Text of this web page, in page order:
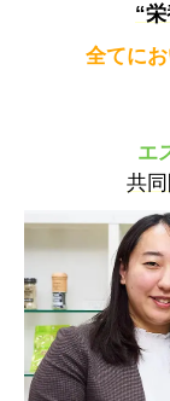
“
全てに
エ
共